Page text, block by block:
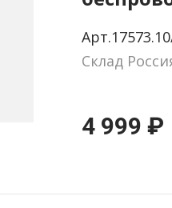
Склад
4 999 ₽